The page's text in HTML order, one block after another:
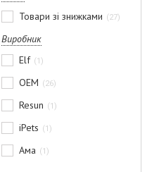
Товари зі знижками
27
Виробник
Elf
1
OEM 26
Resun 1
iPets 1
Ама 1